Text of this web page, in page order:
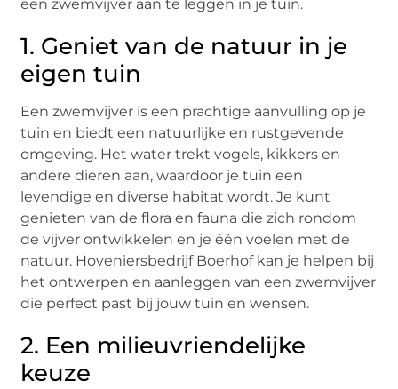
een zwemvijver aan te leggen in je tuin.
1. Geniet van de natuur in je
eigen tuin
Een zwemvijver is een prachtige aanvulling op je
tuin en biedt een natuurlijke en rustgevende
omgeving. Het water trekt vogels, kikkers en
andere dieren aan, waardoor je tuin een
levendige en diverse habitat wordt. Je kunt
genieten van de flora en fauna die zich rondom
de vijver ontwikkelen en je één voelen met de
natuur. Hoveniersbedrijf Boerhof kan je helpen bij
het ontwerpen en aanleggen van een zwemvijver
die perfect past bij jouw tuin en wensen.
2. Een milieuvriendelijke
keuze